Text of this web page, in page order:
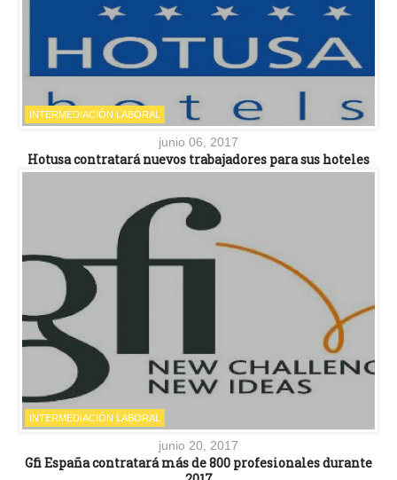
INTERMEDIACIÓN LABORAL
junio 06, 2017
Hotusa contratará nuevos trabajadores para sus hoteles
INTERMEDIACIÓN LABORAL
junio 20, 2017
Gfi España contratará más de 800 profesionales durante